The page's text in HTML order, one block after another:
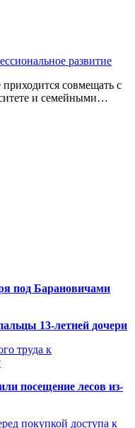
развитие
совмещать с
и семейными…
под Барановичами
13-летней дочери
труда к
посещение лесов из-
покупкой доступа к